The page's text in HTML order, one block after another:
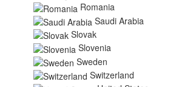
Romania
Saudi Arabia
Slovak
Slovenia
Sweden
Switzerland